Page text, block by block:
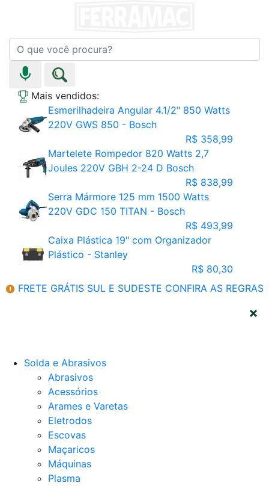
Mais vendidos:
Esmerilhadeira Angular 4.1/2" 850 Watts
220V GWS 850 - Bosch
R$ 358,99
Martelete Rompedor 820 Watts 2,7
Joules 220V GBH 2-24 D Bosch
R$ 838,99
Serra Mármore 125 mm 1500 Watts
220V GDC 150 TITAN - Bosch
R$ 493,99
Caixa Plástica 19" com Organizador
Plástico - Stanley
R$ 80,30
FRETE GRÁTIS SUL E SUDESTE CONFIRA AS REGRAS
Solda e Abrasivos
Abrasivos
Acessórios
Arames e Varetas
Eletrodos
Escovas
Maçaricos
Máquinas
Plasma